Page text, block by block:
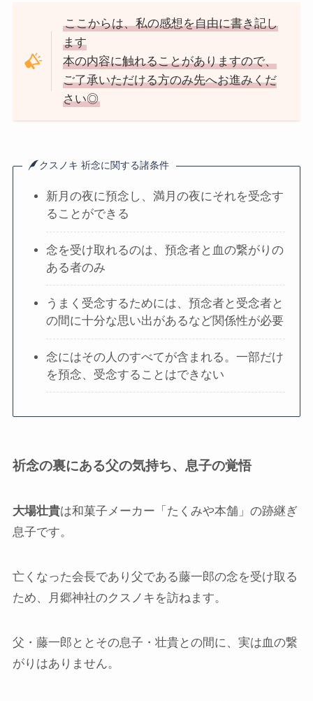
ここからは、私の感想を自由に書き記し
ます
本の内容に触れることがありますので、
ご了承いただける方のみ先へお進みくだ
さい◎
クスノキ 祈念に関する諸条件
新月の夜に預念し、満月の夜にそれを受念す
ることができる
念を受け取れるのは、預念者と血の繋がりの
ある者のみ
うまく受念するためには、預念者と受念者と
の間に十分な思い出があるなど関係性が必要
念にはその人のすべてが含まれる。一部だけ
を預念、受念することはできない
祈念の裏にある父の気持ち、息子の覚悟
大場壮貴は和菓子メーカー「たくみや本舗」の跡継ぎ
息子です。
亡くなった会長であり父である藤一郎の念を受け取る
ため、月郷神社のクスノキを訪ねます。
父・藤一郎ととその息子・壮貴との間に、実は血の繋
がりはありません。